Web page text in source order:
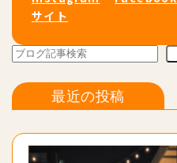
サイト
検索
最近の投稿